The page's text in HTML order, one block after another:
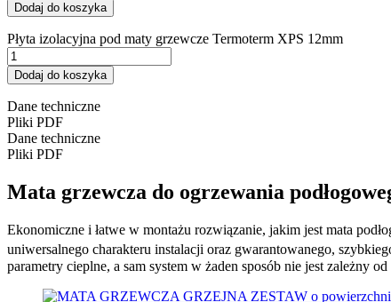
Dodaj do koszyka
Płyta izolacyjna pod maty grzewcze Termoterm XPS 12mm
Dodaj do koszyka
Dane techniczne
Pliki PDF
Dane techniczne
Pliki PDF
Mata grzewcza do ogrzewania
Ekonomiczne i łatwe w montażu rozwiązanie, jakim jest mata
uniwersalnego charakteru instalacji oraz gwarantowanego,
parametry cieplne, a sam system w żaden sposób nie jest zależny